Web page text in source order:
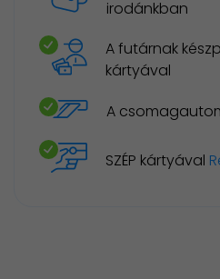
irodánkban
A futárnak
kártyával
A
SZÉP kártyával